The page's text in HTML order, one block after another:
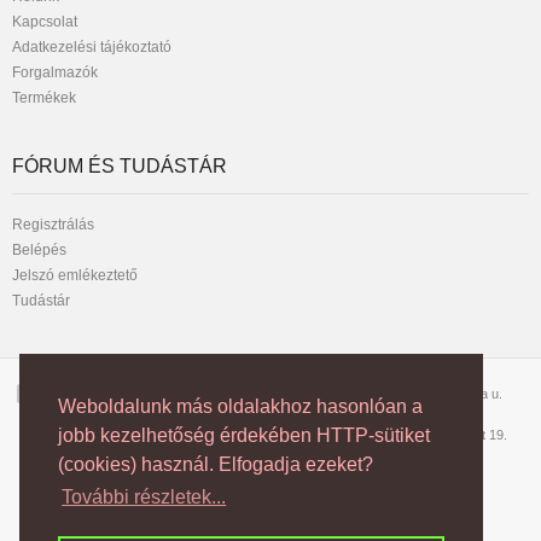
Weboldalunk más oldalakhoz hasonlóan a
jobb kezelhetőség érdekében HTTP-sütiket
(cookies) használ. Elfogadja ezeket?
További részletek...
Kapcsolat
Adatkezelési tájékoztató
Forgalmazók
Termékek
FÓRUM ÉS TUDÁSTÁR
Regisztrálás
Belépés
Jelszó emlékeztető
Tudástár
1/2310-256
vagy70/70-50-200
1042 Budapest, József Attila u.
102. 3/6
6728 Szeged, Dorozsmai út 19.
Copyright © NEON Multimedia Kft.